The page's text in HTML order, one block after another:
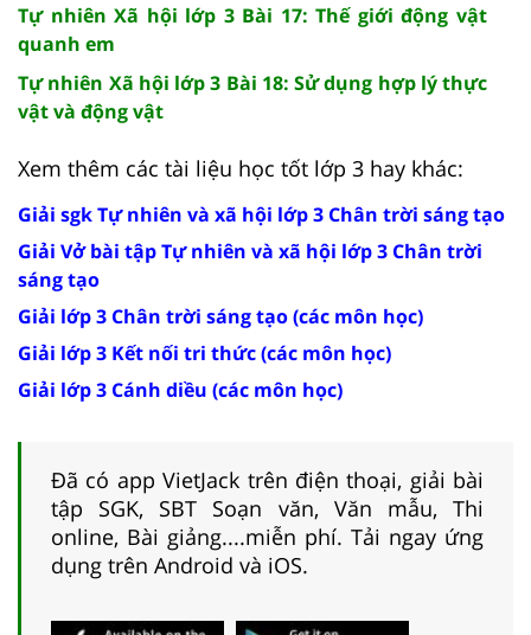
Tự nhiên Xã hội lớp 3 Bài 17: Thế giới động vật
quanh em
Tự nhiên Xã hội lớp 3 Bài 18: Sử dụng hợp lý thực
vật và động vật
Xem thêm các tài liệu học tốt lớp 3 hay khác:
Giải sgk Tự nhiên và xã hội lớp 3 Chân trời sáng tạo
Giải Vở bài tập Tự nhiên và xã hội lớp 3 Chân trời
sáng tạo
Giải lớp 3 Chân trời sáng tạo (các môn học)
Giải lớp 3 Kết nối tri thức (các môn học)
Giải lớp 3 Cánh diều (các môn học)
Đã có app VietJack trên điện thoại, giải bài
tập SGK, SBT Soạn văn, Văn mẫu, Thi
online, Bài giảng....miễn phí. Tải ngay ứng
dụng trên Android và iOS.